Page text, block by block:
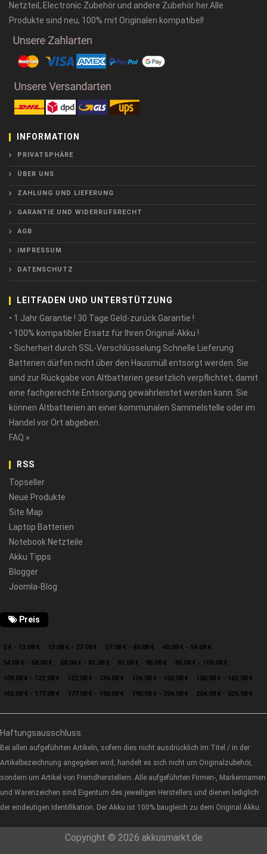
Netzteil, Electronic Zubehör und andere Zubehör her.Alle
Produkte sind neu, 100% mit Originalen kompatibel!
INFORMATION
PRIVATSPHÄRE
ÜBER UNS
ZAHLUNG UND LIEFERUNG
GARANTIE UND WIDERRUFSRECHT
AGB
IMPRESSUM
DATENSCHUTZ
LEITFADEN UND UNTERSTÜTZUNG
• 1 Jahr Garantie ! 30 Tage Geld-zurück Garantie !
• 100% kompatibler Ersatz für Ihren Original-Akku !
• Sicherheit durch SSL-Verschlüsselung Schnelle Lieferung
Batterien dürfen nicht über den Hausmüll entsorgt werden. Sie
sind zur Rückgabe von Altbatterien gesetzlich verpflichtet, damit
eine fachgerechte Entsorgung gewährleistet werden kann. Sie
können Altbatterien an einer kommunalen Sammelstelle oder im
Handel vor Ort abgeben.
FAQ »
RSS
Topseller
Neue Produkte
Site Map
Laptop Batterien
Notebook Netzteile
Akku Tipps
Blogger
Joomla-Blog
Preis
0 € - 13.08 € 13.08 € - 27.08 € 27.08 € - 40.08 €
40.08 € - 54.08 €
54.08 € - 68.08 €
68.08 € - 81.08 € 81.08 € - 95.08 €
95.08 € - 109.08 €
109.08 € - 122.08 €
122.08 € - 136.08 € 136.08 € - 150.08 €
150.08 € - 163.08 €
163.08 € - 177.08 €
177.08 € - 190.08 € 190.08 € - 204.08 € 204.08 € - 526.08 €
Haftungsausschluss:
Bei allen aufgeführten Artikeln, sofern dies nicht ausdrücklich im Titel / in der
Artikelbezeichnung angegeben wird, handelt es sich nicht um Originalzubehör,
sondern um Artikel von Fremdherstellern. Alle aufgeführten Firmen-, Markennamen
und Warenzeichen sind Eigentum des jeweiligen Herstellers und dienen lediglich
der eindeutigen Identifikation. Der Akku ist 100% baugleich zu dem Original Akku.
Copyright © 2026 akkusmarkt.de